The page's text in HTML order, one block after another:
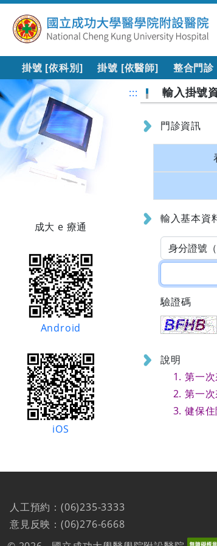
掛號 [依科別] 掛號 [依醫師] 整合門診
成大 e 療通
Android
iOS
::: 輸入掛號
門診資訊
輸入基本資
驗證碼
說明
第一
第一
健保
人工預約：(06)235-3333
意見反映：(06)276-6668